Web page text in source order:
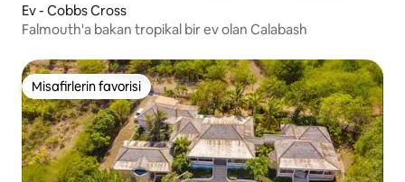
Ev - Cobbs Cross
Falmouth'a bakan tropikal bir ev olan Calabash
Misafirlerin favorisi
Misafirlerin favorisi